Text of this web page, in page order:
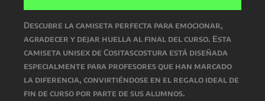
Descubre la camiseta perfecta para emocionar,
agradecer y dejar huella al final del curso. Esta
camiseta unisex de Cositascostura está diseñada
especialmente para profesores que han marcado
la diferencia, convirtiéndose en el regalo ideal de
fin de curso por parte de sus alumnos.